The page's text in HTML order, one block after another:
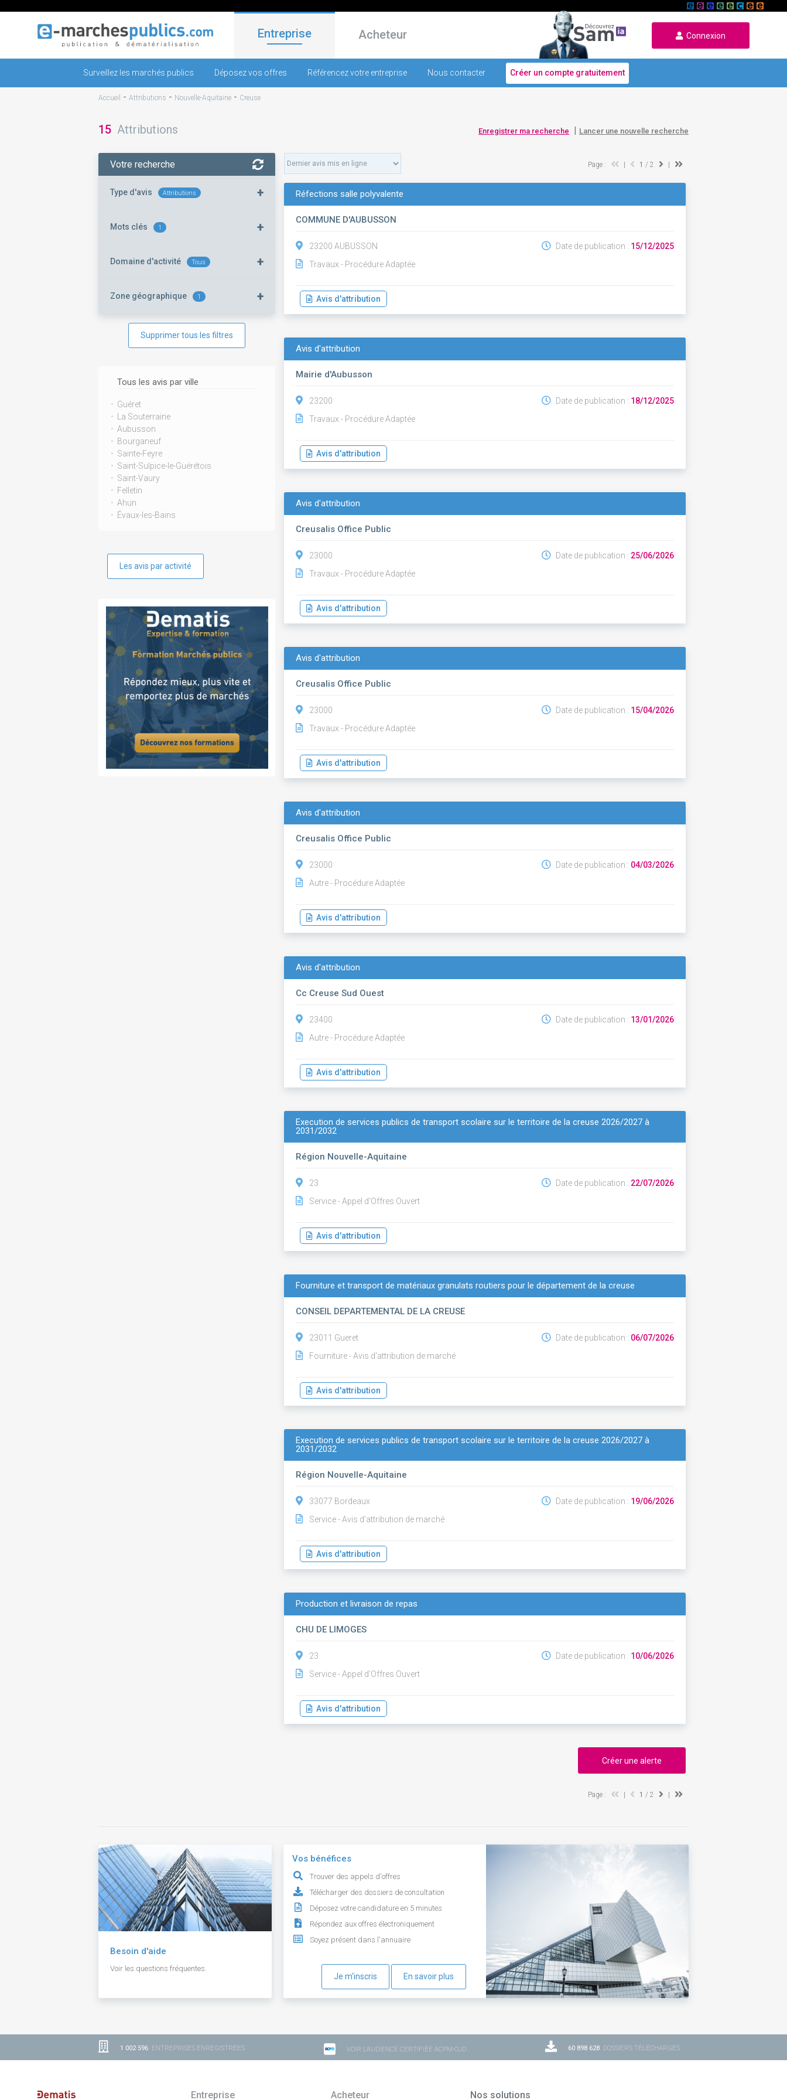
Entreprise Acheteur Connexion
Surveillez les marchés publics Déposez vos offres Référencez votre entreprise Nous contacter Créer un compte gratuitement
Accueil - Attributions - Nouvelle-Aquitaine - Creuse
15 Attributions Enregistrer ma recherche | Lancer une nouvelle recherche
Votre recherche
Type d'avis Attributions +
Mots clés 1 +
Domaine d'activité Tous +
Zone géographique 1 +
Supprimer tous les filtres
Tous les avis par ville
Guéret
La Souterraine
Aubusson
Bourganeuf
Sainte-Feyre
Saint-Sulpice-le-Guérétois
Saint-Vaury
Felletin
Ahun
Évaux-les-Bains
Les avis par activité
Page : 1 / 2
Réfections salle polyvalente
COMMUNE D'AUBUSSON
23200 AUBUSSON
Travaux - Procédure Adaptée
Date de publication : 15/12/2025
Avis d'attribution
Avis d'attribution
Mairie d'Aubusson
23200
Travaux - Procédure Adaptée
Date de publication : 18/12/2025
Avis d'attribution
Avis d'attribution
Creusalis Office Public
23000
Travaux - Procédure Adaptée
Date de publication : 25/06/2026
Avis d'attribution
Avis d'attribution
Creusalis Office Public
23000
Travaux - Procédure Adaptée
Date de publication : 15/04/2026
Avis d'attribution
Avis d'attribution
Creusalis Office Public
23000
Autre - Procédure Adaptée
Date de publication : 04/03/2026
Avis d'attribution
Avis d'attribution
Cc Creuse Sud Ouest
23400
Autre - Procédure Adaptée
Date de publication : 13/01/2026
Avis d'attribution
Execution de services publics de transport scolaire sur le territoire de la creuse 2026/2027 à
2031/2032
Région Nouvelle-Aquitaine
23
Service - Appel d'Offres Ouvert
Date de publication : 22/07/2026
Avis d'attribution
Fourniture et transport de matériaux granulats routiers pour le département de la creuse
CONSEIL DEPARTEMENTAL DE LA CREUSE
23011 Gueret
Fourniture - Avis d'attribution de marché
Date de publication : 06/07/2026
Avis d'attribution
Execution de services publics de transport scolaire sur le territoire de la creuse 2026/2027 à
2031/2032
Région Nouvelle-Aquitaine
33077 Bordeaux
Service - Avis d'attribution de marché
Date de publication : 19/06/2026
Avis d'attribution
Production et livraison de repas
CHU DE LIMOGES
23
Service - Appel d'Offres Ouvert
Date de publication : 10/06/2026
Avis d'attribution
Créer une alerte
Page : 1 / 2
Besoin d'aide
Voir les questions fréquentes.
Vos bénéfices
Trouver des appels d'offres
Télécharger des dossiers de consultation
Déposez votre candidature en 5 minutes
Répondez aux offres électroniquement
Soyez présent dans l'annuaire
Je m'inscris En savoir plus
1 002 596 ENTREPRISES ENREGISTRÉES VOIR L'AUDIENCE CERTIFIÉE ACPM-OJD 60 898 628 DOSSIERS TÉLÉCHARGÉS
Entreprise Acheteur Nos solutions